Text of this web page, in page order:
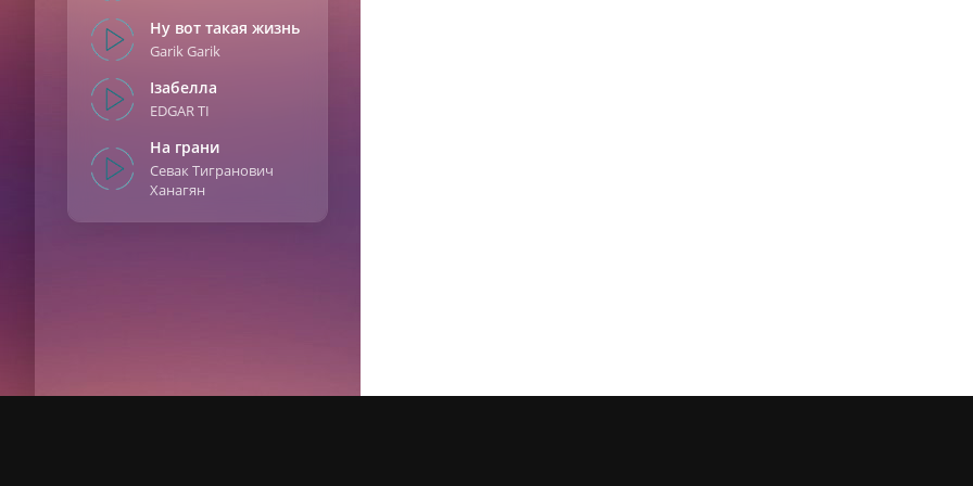
Ну вот такая жизнь
Garik Garik
Ізабелла
EDGAR TI
На грани
Севак Тигранович
Ханагян